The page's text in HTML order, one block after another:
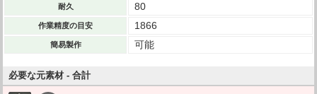
耐久 80
作業精度の目安 1866
簡易製作 可能
必要な元素材 - 合計